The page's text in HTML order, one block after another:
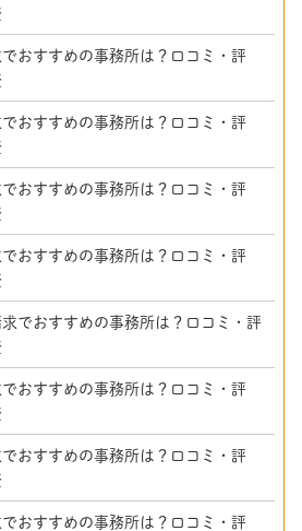
おすすめの事務所は？口コミ・評
おすすめの事務所は？口コミ・評
おすすめの事務所は？口コミ・評
おすすめの事務所は？口コミ・評
でおすすめの事務所は？口コミ・評
おすすめの事務所は？口コミ・評
おすすめの事務所は？口コミ・評
おすすめの事務所は？口コミ・評